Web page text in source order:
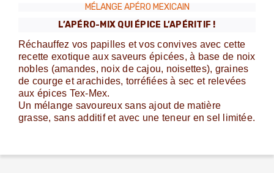
MÉLANGE APÉRO MEXICAIN
L’APÉRO-MIX QUI ÉPICE L’APÉRITIF !
Réchauffez vos papilles et vos convives avec cette
recette exotique aux saveurs épicées, à base de noix
nobles (amandes, noix de cajou, noisettes), graines
de courge et arachides, torréfiées à sec et relevées
aux épices Tex-Mex.
Un mélange savoureux sans ajout de matière
grasse, sans additif et avec une teneur en sel limitée.